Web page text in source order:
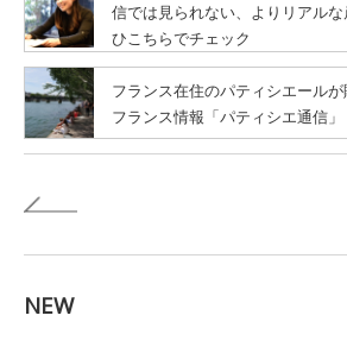
信では見られない、よりリアル
ひこちらでチェック
フランス在住のパティシエール
フランス情報「パティシエ通信」
NEW